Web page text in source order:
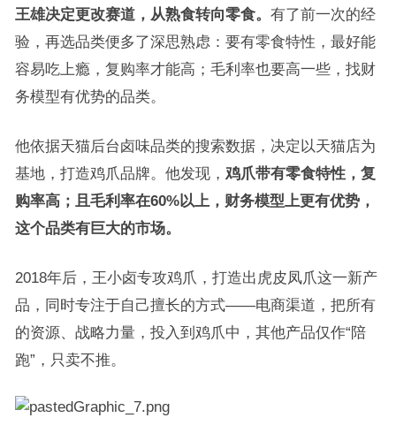
王雄决定更改赛道，从熟食转向零食。 有了前一次的经
验，再选品类便多了深思熟虑：要有零食特性，最好能
容易吃上瘾，复购率才能高；毛利率也要高一些，找财
务模型有优势的品类。
他依据天猫后台卤味品类的搜索数据，决定以天猫店为
基地，打造鸡爪品牌。他发现， 鸡爪带有零食特性，复
购率高；且毛利率在60%以上，财务模型上更有优势，
这个品类有巨大的市场。
2018年后，王小卤专攻鸡爪，打造出虎皮凤爪这一新产
品，同时专注于自己擅长的方式——电商渠道，把所有
的资源、战略力量，投入到鸡爪中，其他产品仅作“陪
跑”，只卖不推。